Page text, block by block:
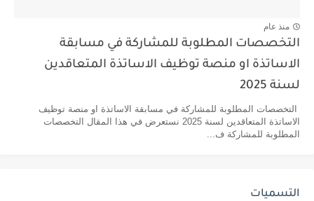
منذ عام
التخصصات المطلوبة للمشاركة في مسابقة
الاساتذة او منصة توظيف الاساتذة المتعاقدين
لسنة 2025
التخصصات المطلوبة للمشاركة في مسابقة الاساتذة او منصة توظيف
الاساتذة المتعاقدين لسنة 2025 نستعرض في هذا المقال التخصصات
المطلوبة للمشاركة ف...
التسميات